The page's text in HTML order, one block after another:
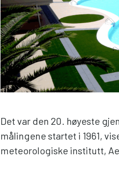
Det var den 20. høyeste
målingene startet i 1961,
meteorologiske institutt,